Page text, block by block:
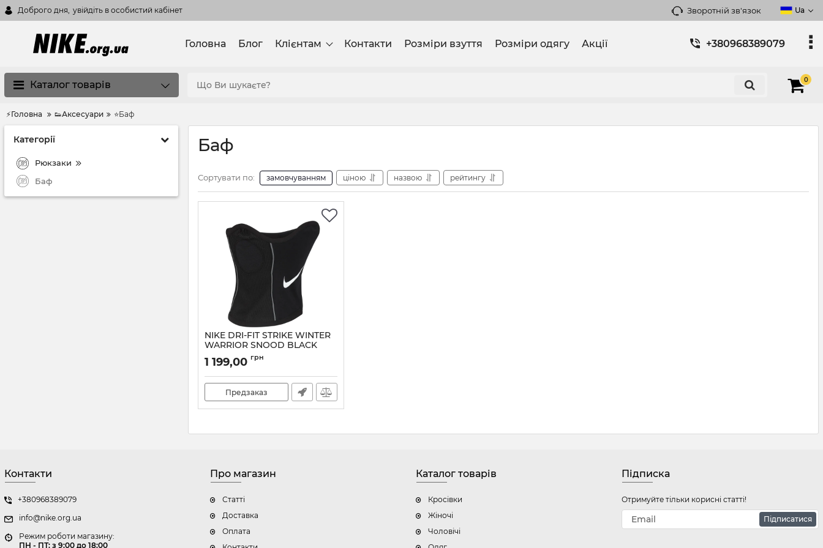
Доброго дня, увійдіть в особистий кабінет Зворотній зв'язок Ua
Головна Блог Клієнтам Контакти Розміри взуття Розміри одягу Акції +380968389079
Каталог товарів 0
⚡Головна 👟Аксесуари ⭐Баф
Категорії
Рюкзаки
Баф
Баф
Сортувати по: замовчуванням ціною назвою рейтингу
NIKE DRI-FIT STRIKE WINTER
WARRIOR SNOOD BLACK
Артикул: DC9165-010
1 199,00 грн
Предзаказ
Контакти
+380968389079
info@nike.org.ua
Режим роботи магазину:
ПН - ПТ: з 9:00 до 18:00
Про магазин
Статті
Доставка
Оплата
Каталог товарів
Кросівки
Жіночі
Чоловічі
Підписка
Отримуйте тільки корисні статті!
Підписатися